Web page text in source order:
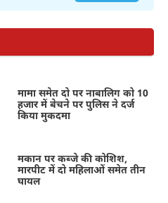
मामा समेत दो पर नाबालिग को 10
हजार में बेचने पर पुलिस ने दर्ज
किया मुकदमा
मकान पर कब्जे की कोशिश,
मारपीट में दो महिलाओं समेत तीन
घायल